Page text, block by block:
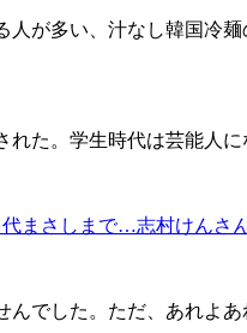
が多い、汁なし韓国冷
た。学生時代は芸能人に
まさしまで…志村けんさ
んでした。ただ、あれ